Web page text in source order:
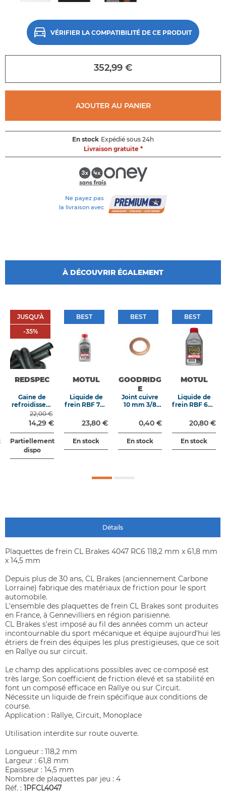
début
VÉRIFIER LA COMPATIBILITÉ DE CE PRODUIT
352,99 €
AJOUTER AU PANIER
En stock Expédié sous 24h
Livraison gratuite *
Ne payez pas
la livraison avec
À DÉCOUVRIR ÉGALEMENT
JUSQU'À
35%
JUSQU'À
-35%
REDSPEC
Gaine de
refroidissem
ent " boa "
température
moyenne
noire
22,00 €
14,29 €
Partiellement
dispo
BEST
BEST
MOTUL
Liquide de
frein RBF 700
miscible
500ML
23,80 €
En stock
BEST
BEST
GOODRIDG
E
Joint cuivre
10 mm 3/8
0,40 €
En stock
BEST
BEST
MOTUL
Liquide de
frein RBF 660
miscible
500ML
20,80 €
En stock
Détails
Plaquettes de frein CL Brakes 4047 RC6 118,2 mm x 61,8 mm
x 14,5 mm
Depuis plus de 30 ans, CL Brakes (anciennement Carbone
Lorraine) fabrique des matériaux de friction pour le sport
automobile.
L'ensemble des plaquettes de frein CL Brakes sont produites
en France, à Gennevilliers en région parisienne.
CL Brakes s'est imposé au fil des années comm un acteur
incontournable du sport mécanique et équipe aujourd'hui les
étriers de frein des équipes les plus prestigieuses, que ce soit
en Rallye ou sur circuit.
Le champ des applications possibles avec ce composé est
très large. Son coefficient de friction élevé et sa stabilité en
font un composé efficace en Rallye ou sur Circuit.
Nécessite un liquide de frein spécifique aux conditions de
course.
Application : Rallye, Circuit, Monoplace
Utilisation interdite sur route ouverte.
Longueur : 118,2 mm
Largeur : 61,8 mm
Epaisseur : 14,5 mm
Nombre de plaquettes par jeu : 4
Réf. : 1PFCL4047